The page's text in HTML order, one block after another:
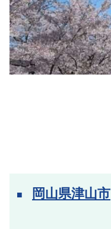
■ 岡山県津山市